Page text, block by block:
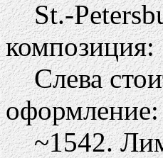
St.-
композиция:
Слева
оформление:
~1542.